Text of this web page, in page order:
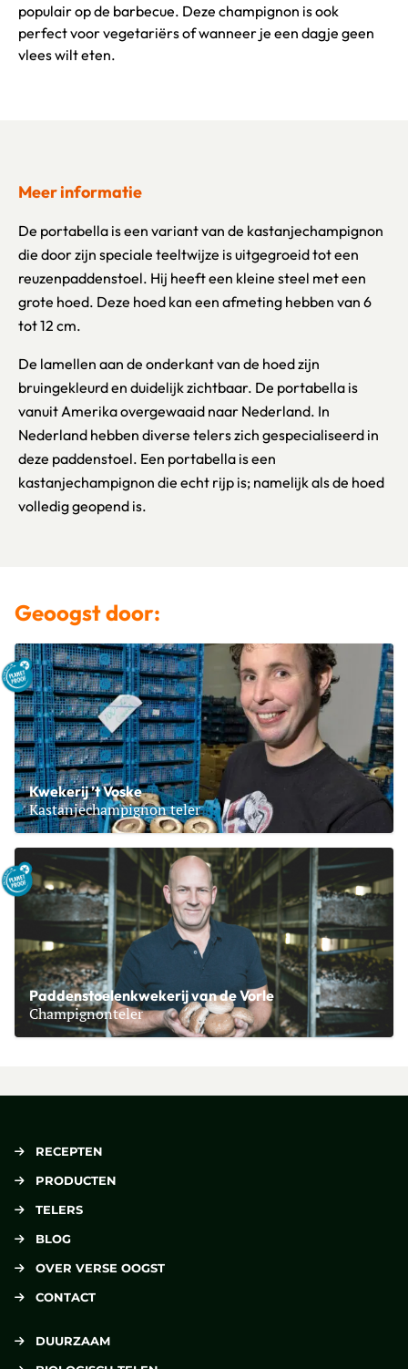
populair op de barbecue. Deze champignon is ook
perfect voor vegetariërs of wanneer je een dagje geen
vlees wilt eten.
Meer informatie
De portabella is een variant van de kastanjechampignon
die door zijn speciale teeltwijze is uitgegroeid tot een
reuzenpaddenstoel. Hij heeft een kleine steel met een
grote hoed. Deze hoed kan een afmeting hebben van 6
tot 12 cm.
De lamellen aan de onderkant van de hoed zijn
bruingekleurd en duidelijk zichtbaar. De portabella is
vanuit Amerika overgewaaid naar Nederland. In
Nederland hebben diverse telers zich gespecialiseerd in
deze paddenstoel. Een portabella is een
kastanjechampignon die echt rijp is; namelijk als de hoed
volledig geopend is.
Geoogst door:
Kwekerij ’t Voske
Kastanjechampignon teler
Lees meer over Kwekerij ’t Voske
Paddenstoelenkwekerij van de Vorle
Champignonteler
RECEPTEN
PRODUCTEN
TELERS
BLOG
OVER VERSE OOGST
CONTACT
DUURZAAM